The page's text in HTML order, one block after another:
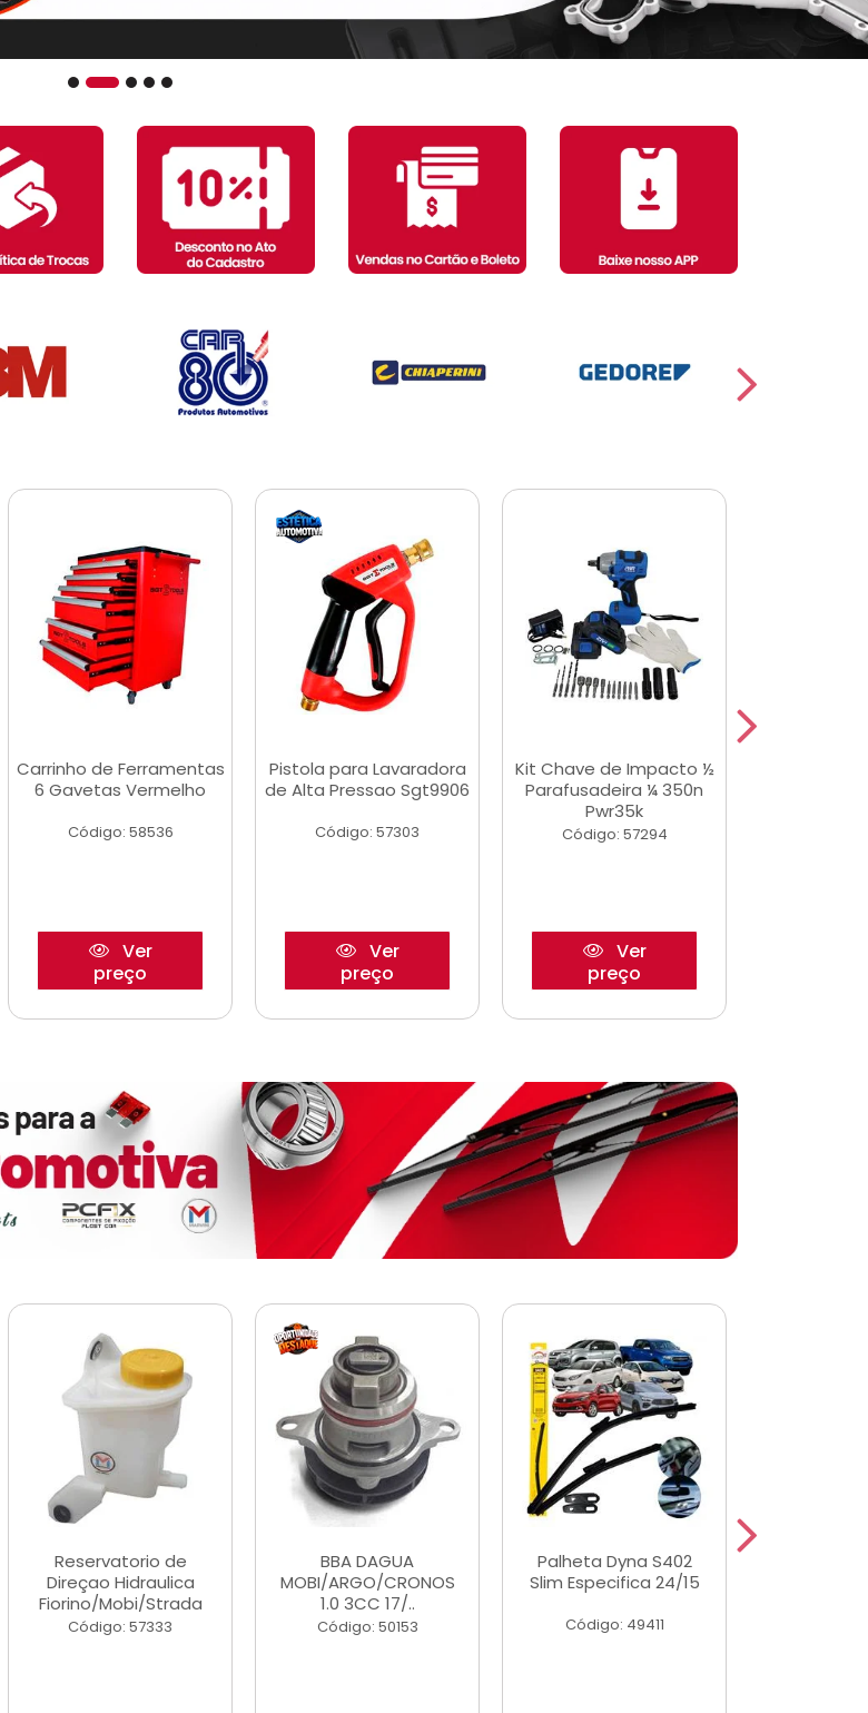
Carrinho de Ferramentas
6 Gavetas Vermelho
Código: 58536
Ver
preço
Pistola para Lavaradora
de Alta Pressao Sgt9906
Código: 57303
Ver
preço
Kit Chave de Impacto ½
Parafusadeira ¼ 350n
Pwr35k
Código: 57294
Ver
preço
Reservatorio de
Direçao Hidraulica
Fiorino/Mobi/Strada
Código: 57333
BBA DAGUA
MOBI/ARGO/CRONOS
1.0 3CC 17/..
Código: 50153
Palheta Dyna S402
Slim Especifica 24/15
Código: 49411